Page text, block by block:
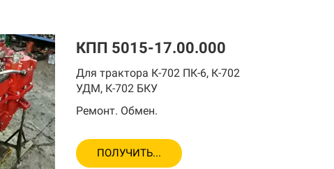
КПП 5015-17.00.000
Для трактора К-702 ПК-6, К-702
УДМ, К-702 БКУ
Ремонт. Обмен.
ПОЛУЧИТЬ...